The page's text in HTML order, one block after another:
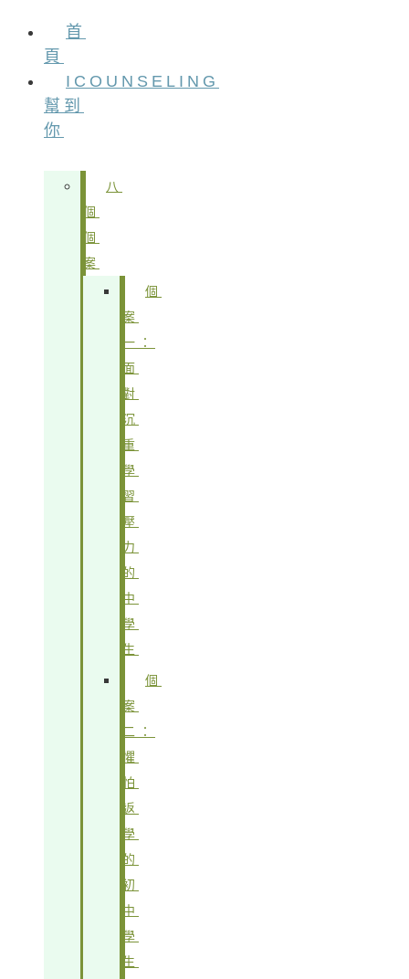
首
頁
ICOUNSELING
幫到
你
八
個
個
案
個
案
一：
面
對
沉
重
學
習
壓
力
的
中
學
生
個
案
二：
懼
怕
返
學
的
初
中
學
生